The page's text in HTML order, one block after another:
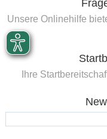
Unsere Onlinehilfe
Ihre